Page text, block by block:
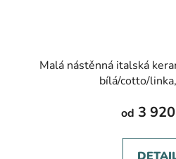
Malá nástěnná italská
bílá/cotto/
od 3